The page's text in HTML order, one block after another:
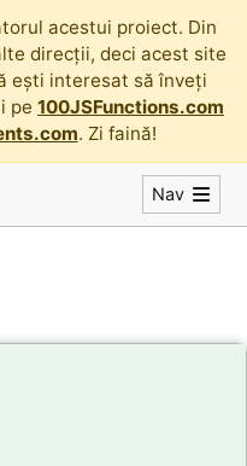
acestui proiect. Din
direcții, deci acest site
ești interesat să înveți
pe 100JSFunctions.com
. Zi faină!
Nav